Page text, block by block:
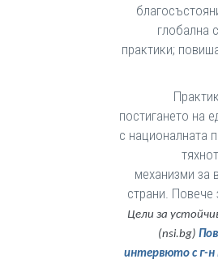
глобална
практики;
постигането на
с националната
механизми за
страни. Повече
Цели за
(nsi.bg)
интервюто с г-н